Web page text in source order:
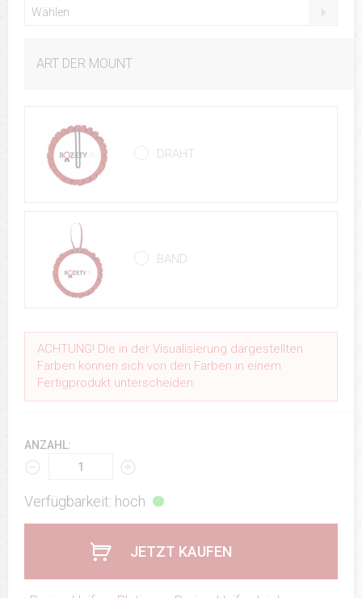
Wählen
ART DER MOUNT
DRAHT
BAND
ACHTUNG! Die in der Visualisierung dargestellten
Farben können sich von den Farben in einem
Fertigprodukt unterscheiden.
ANZAHL:
Verfügbarkeit: hoch
JETZT KAUFEN